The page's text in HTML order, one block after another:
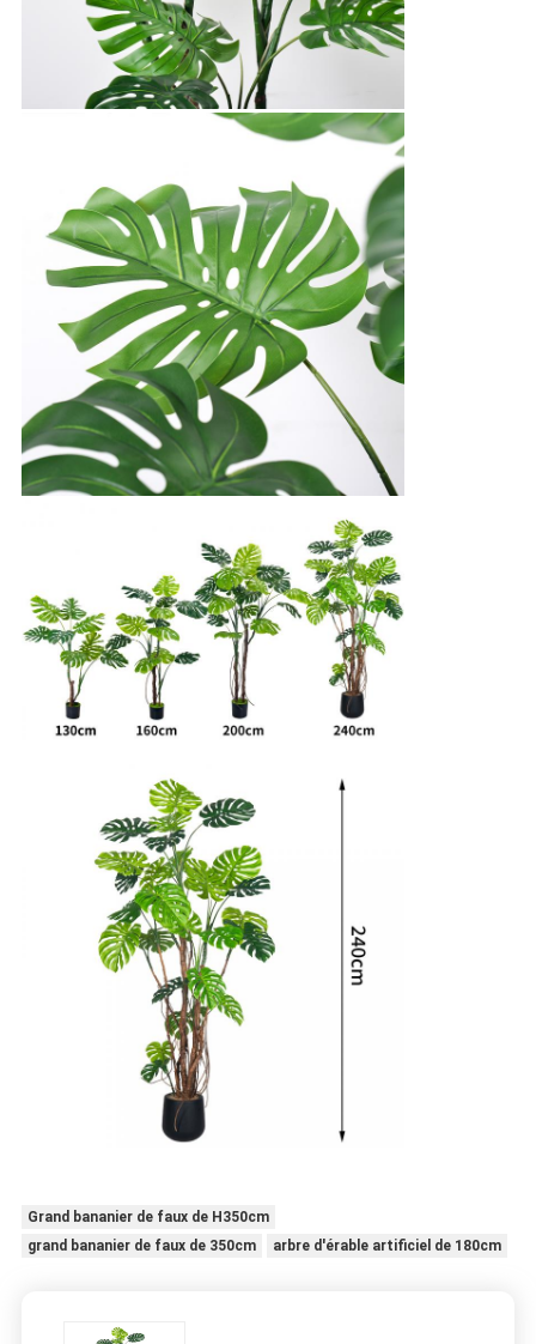
Grand bananier de faux de H350cm
grand bananier de faux de 350cm
arbre d'érable artificiel de 180cm